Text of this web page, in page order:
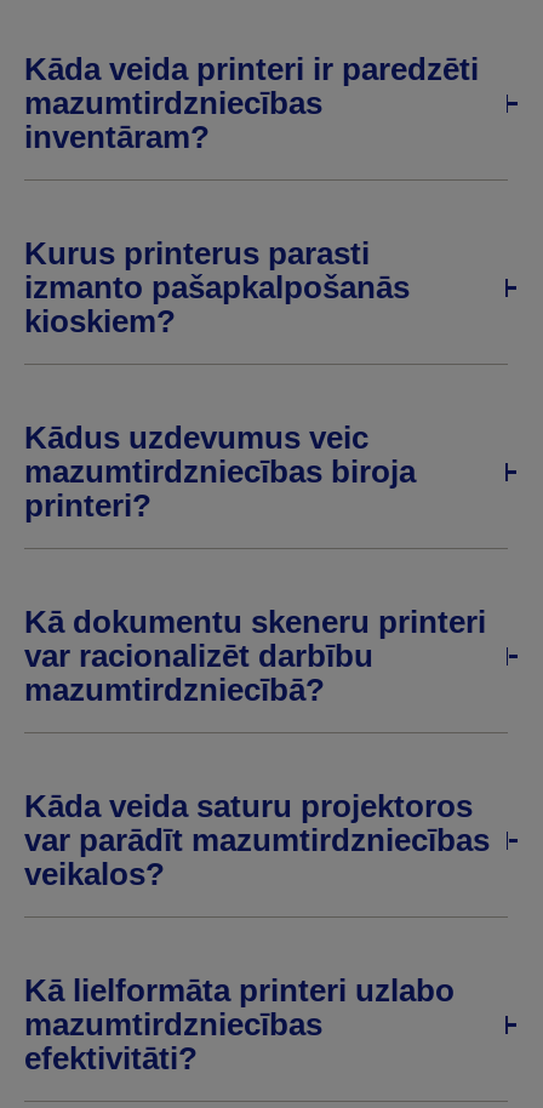
Kāda veida printeri ir paredzēti
mazumtirdzniecības
inventāram?
Kurus printerus parasti
izmanto pašapkalpošanās
kioskiem?
Kādus uzdevumus veic
mazumtirdzniecības biroja
printeri?
Kā dokumentu skeneru printeri
var racionalizēt darbību
mazumtirdzniecībā?
Kāda veida saturu projektoros
var parādīt mazumtirdzniecības
veikalos?
Kā lielformāta printeri uzlabo
mazumtirdzniecības
efektivitāti?